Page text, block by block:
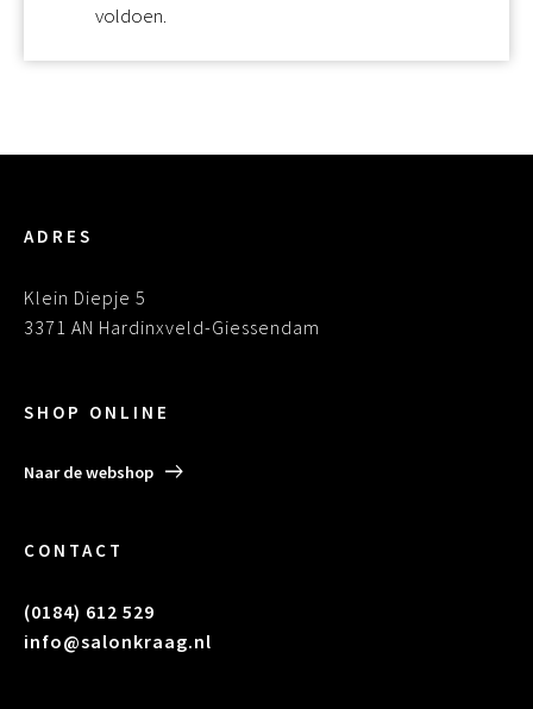
voldoen.
ADRES
Klein Diepje 5
3371 AN Hardinxveld-Giessendam
SHOP ONLINE
Naar de webshop
CONTACT
(0184) 612 529
info@salonkraag.nl